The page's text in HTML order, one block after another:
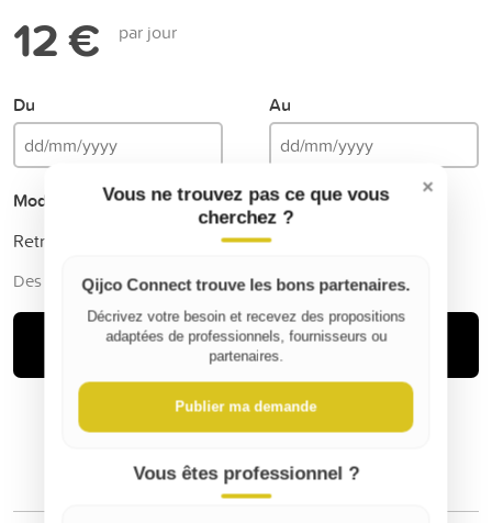
12 € par jour
Du Au
Mode de livraison
Retrait
Des frais de service de Qijco peuvent s'ajouter
Louer
×
Vous ne trouvez pas ce que vous
cherchez ?
Qijco Connect trouve les bons partenaires.
Décrivez votre besoin et recevez des propositions
adaptées de professionnels, fournisseurs ou
partenaires.
Publier ma demande
Vous êtes professionnel ?